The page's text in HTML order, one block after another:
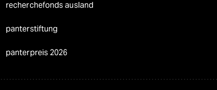
recherchefonds ausland
panterstiftung
panterpreis 2026